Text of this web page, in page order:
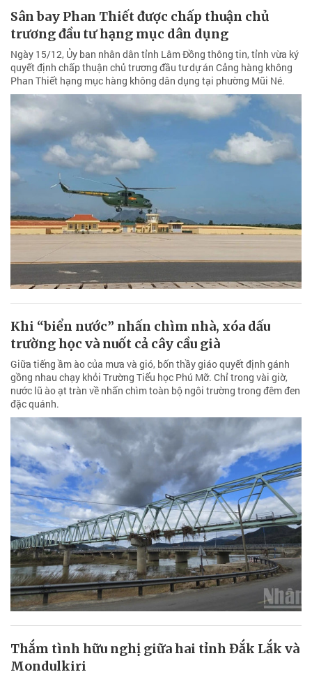
Sân bay Phan Thiết được chấp thuận chủ
trương đầu tư hạng mục dân dụng
Ngày 15/12, Ủy ban nhân dân tỉnh Lâm Đồng thông tin, tỉnh vừa ký
quyết định chấp thuận chủ trương đầu tư dự án Cảng hàng không
Phan Thiết hạng mục hàng không dân dụng tại phường Mũi Né.
Khi “biển nước” nhấn chìm nhà, xóa dấu
trường học và nuốt cả cây cầu già
Giữa tiếng ầm ào của mưa và gió, bốn thầy giáo quyết định gánh
gồng nhau chạy khỏi Trường Tiểu học Phú Mỡ. Chỉ trong vài giờ,
nước lũ ào ạt tràn về nhấn chìm toàn bộ ngôi trường trong đêm đen
đặc quánh.
Thắm tình hữu nghị giữa hai tỉnh Đắk Lắk và
Mondulkiri